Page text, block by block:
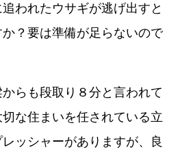
われたウサギが逃げ出すと
？要は準備が足らないので
らも段取り８分と言われて
な住まいを任されている立
ッシャーがありますが、良